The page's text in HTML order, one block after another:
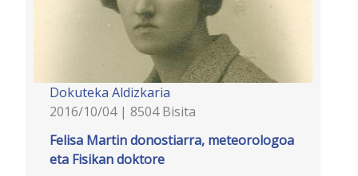
Dokuteka Aldizkaria
2016/10/04 | 8504 Bisita
Felisa Martin donostiarra, meteorologoa
eta Fisikan doktore